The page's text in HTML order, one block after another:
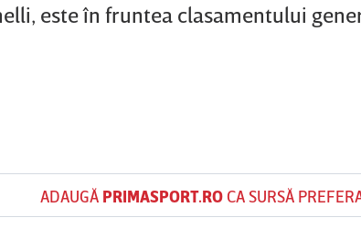
este în fruntea clasamentului
ADAUGĂ PRIMASPORT.ROCA SURSĂ